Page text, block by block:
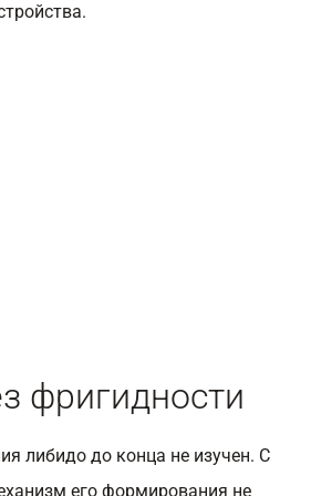
фригидности
либидо до конца не изучен. С
его формирования не